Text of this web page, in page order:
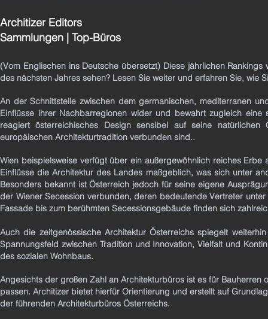
Architizer Editors
Sammlungen | Top-Büros
(Vom Englischen ins Deutsche übersetzt) Diese jährlichen
des nächsten Jahres sehen? Lesen Sie weiter und erfahren Sie, wie
An der Schnittstelle zwischen dem germanischen, mediterranen
Einflüsse ihrer Nachbarregionen wider und bewahrt zugleich
reagiert österreichisches Design sensibel auf seine
europäischen Architekturtradition verbunden sind..
Wien beispielsweise verfügt über ein außergewöhnlich reiches
Einflüsse die Architektur des Landes maßgeblich, was sich unter
Besonders bekannt ist Österreich jedoch für seine eigene
der Wiener Secession verbunden, deren bedeutende Vertreter
Fassade bis zum berühmten Secessionsgebäude finden sich
Auch die zeitgenössische Architektur Österreichs spiegelt
Spannungsfeld zwischen Tradition und Innovation, Vielfalt und
des sozialen Wohnbaus.
Angesichts der großen Zahl an Architekturbüros ist es für
passen. Architizer bietet hierfür Orientierung und erstellt auf
der führenden Architekturbüros Österreichs.